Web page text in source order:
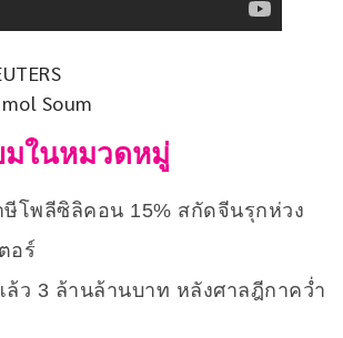
Soum
ในหมวดหมู่
โพลีซิลิคอน 15% สกัดจีนรุกห่วง
อร์
ว 3 ล้านล้านบาท หลังศาลฎีกาคว่ำ